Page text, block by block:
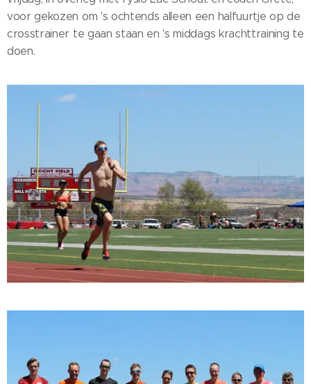
voor gekozen om 's ochtends alleen een halfuurtje op de
crosstrainer te gaan staan en 's middags krachttraining te
doen.